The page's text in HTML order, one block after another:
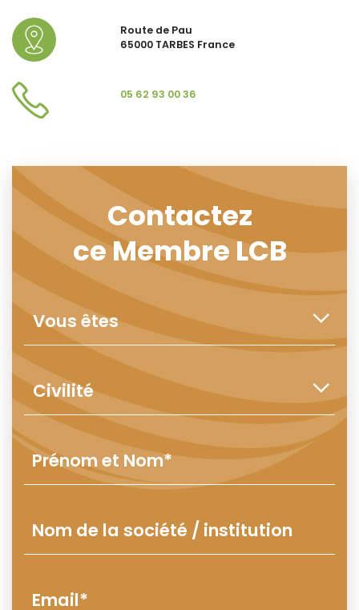
Route de Pau
65000 TARBES France
05 62 93 00 36
Contactez
ce Membre LCB